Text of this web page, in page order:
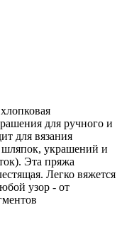
для ручного и
для вязания
шляпок, украшений и
Эта пряжа
Легко вяжется
узор - от